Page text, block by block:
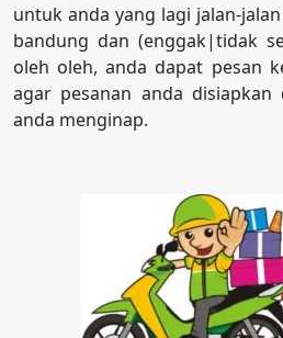
untuk anda yang lagi jalan-
bandung dan (enggak|tidak
oleh oleh, anda dapat pesan
agar pesanan anda
anda menginap.